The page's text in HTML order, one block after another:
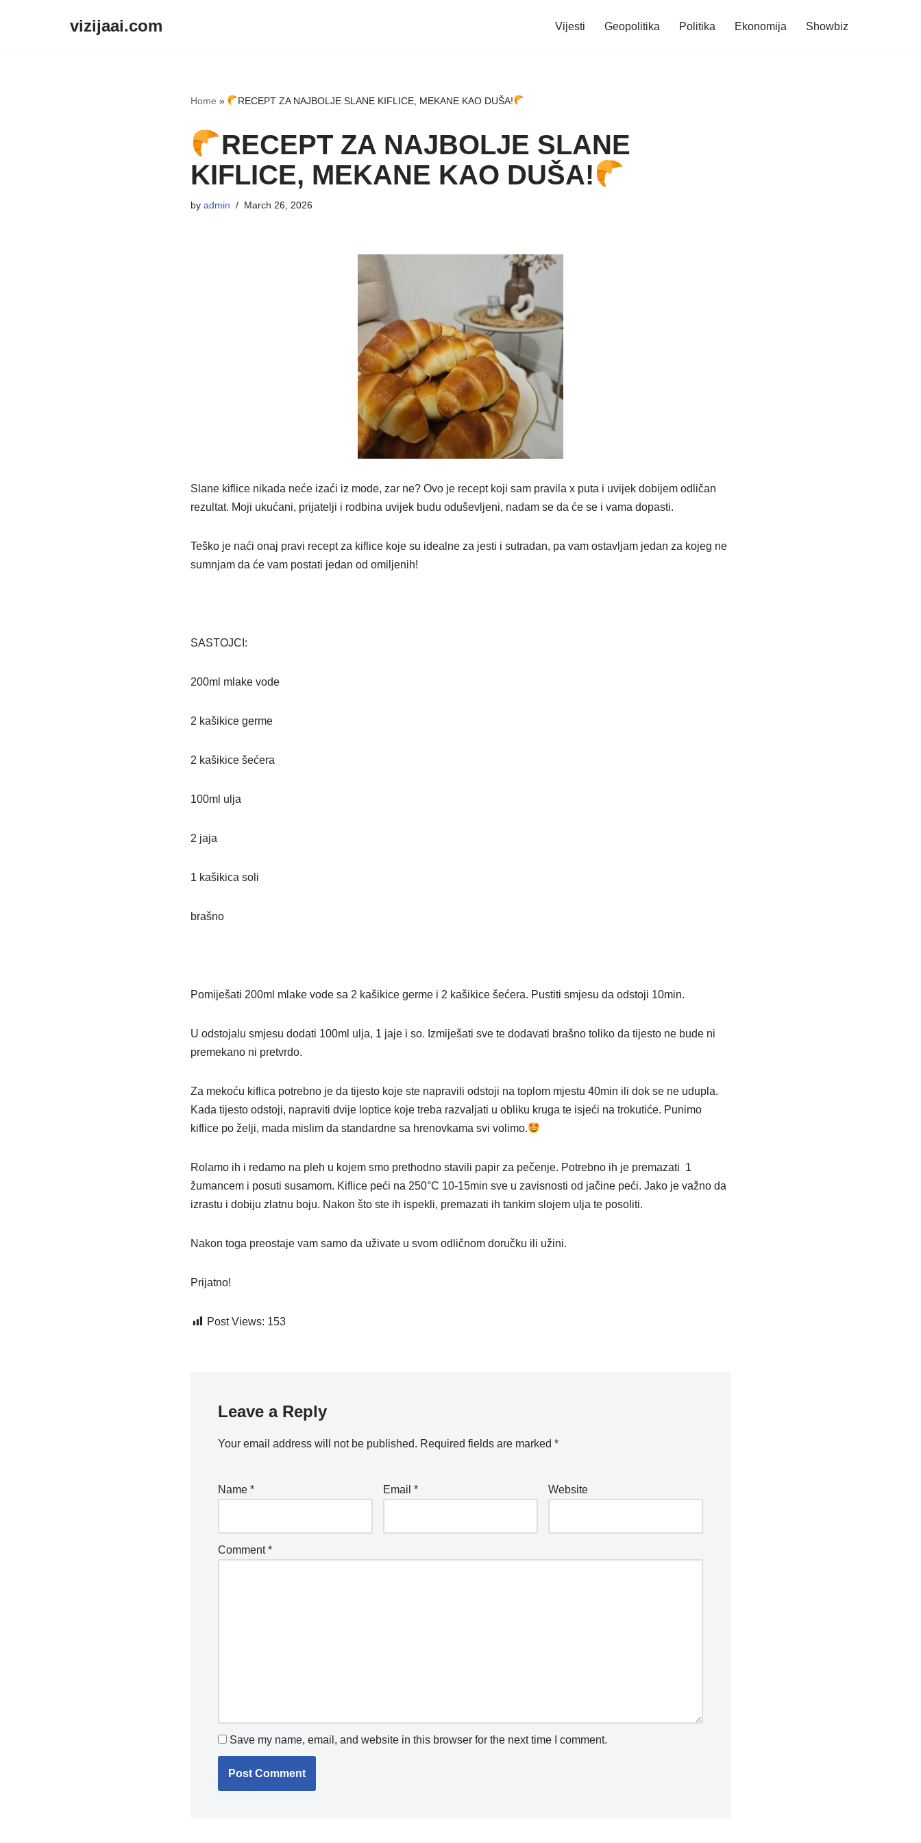
vizijaai.com Vijesti Geopolitika Politika Ekonomija Showbiz
Home » RECEPT ZA NAJBOLJE SLANE KIFLICE, MEKANE KAO DUŠA!
RECEPT ZA NAJBOLJE SLANE
KIFLICE, MEKANE KAO DUŠA!
by admin March 26, 2026
Slane kiflice nikada neće izaći iz mode, zar ne? Ovo je recept koji sam pravila x puta i uvijek dobijem odličan
rezultat. Moji ukućani, prijatelji i rodbina uvijek budu oduševljeni, nadam se da će se i vama dopasti.
Teško je naći onaj pravi recept za kiflice koje su idealne za jesti i sutradan, pa vam ostavljam jedan za kojeg ne
sumnjam da će vam postati jedan od omiljenih!
SASTOJCI:
200ml mlake vode
2 kašikice germe
2 kašikice šećera
100ml ulja
2 jaja
1 kašikica soli
brašno
Pomiješati 200ml mlake vode sa 2 kašikice germe i 2 kašikice šećera. Pustiti smjesu da odstoji 10min.
U odstojalu smjesu dodati 100ml ulja, 1 jaje i so. Izmiješati sve te dodavati brašno toliko da tijesto ne bude ni
premekano ni pretvrdo.
Za mekoću kiflica potrebno je da tijesto koje ste napravili odstoji na toplom mjestu 40min ili dok se ne udupla.
Kada tijesto odstoji, napraviti dvije loptice koje treba razvaljati u obliku kruga te isjeći na trokutiće. Punimo
kiflice po želji, mada mislim da standardne sa hrenovkama svi volimo.
Rolamo ih i redamo na pleh u kojem smo prethodno stavili papir za pečenje. Potrebno ih je premazati 1
žumancem i posuti susamom. Kiflice peći na 250°C 10-15min sve u zavisnosti od jačine peći. Jako je važno da
izrastu i dobiju zlatnu boju. Nakon što ste ih ispekli, premazati ih tankim slojem ulja te posoliti.
Nakon toga preostaje vam samo da uživate u svom odličnom doručku ili užini.
Prijatno!
Post Views: 153
Leave a Reply
Your email address will not be published. Required fields are marked *
Name * Email * Website
Comment*
Save my name, email, and website in this browser for the next time I comment.